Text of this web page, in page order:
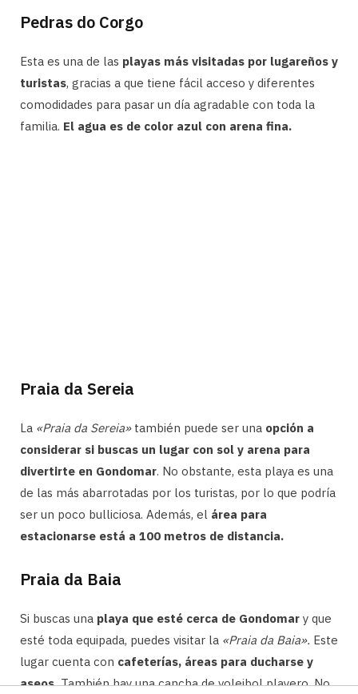
Pedras do Corgo
Esta es una de las playas más visitadas por lugareños y
turistas, gracias a que tiene fácil acceso y diferentes
comodidades para pasar un día agradable con toda la
familia. El agua es de color azul con arena fina.
Praia da Sereia
La «Praia da Sereia»también puede ser una opción a
considerar si buscas un lugar con sol y arena para
divertirte en Gondomar. No obstante, esta playa es una
de las más abarrotadas por los turistas, por lo que podría
ser un poco bulliciosa. Además, el área para
estacionarse está a 100 metros de distancia.
Praia da Baia
Si buscas una playa que esté cerca de Gondomar y que
esté toda equipada, puedes visitar la «Praia da Baia». Este
lugar cuenta con cafeterías, áreas para ducharse y
aseos.También hay una cancha de voleibol playero. No